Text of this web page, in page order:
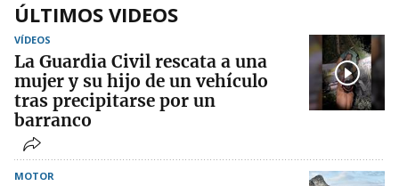
ÚLTIMOS VIDEOS
VÍDEOS
La Guardia Civil rescata a una
mujer y su hijo de un vehículo
tras precipitarse por un
barranco
MOTOR